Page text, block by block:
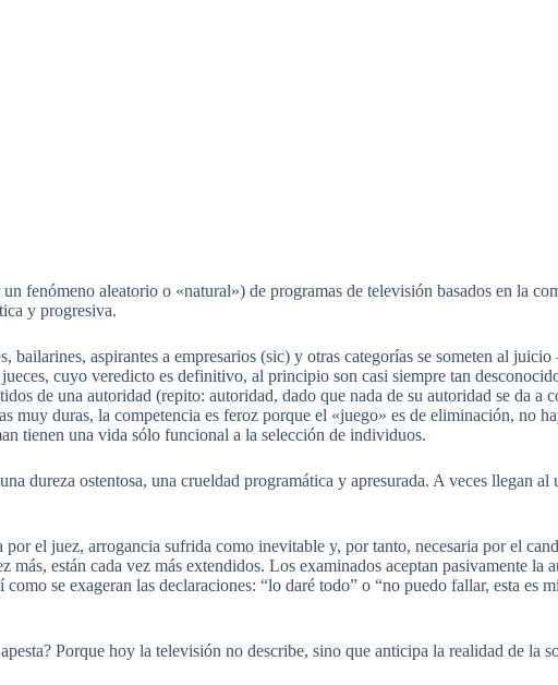
fenómeno aleatorio o «natural») de programas de televisión basados ​​en la
y progresiva.
bailarines, aspirantes a empresarios (sic) y otras categorías se someten al
cuyo veredicto es definitivo, al principio son casi siempre tan
de una autoridad (repito: autoridad, dado que nada de su autoridad se da a
muy duras, la competencia es feroz porque el «juego» es de eliminación, no
tienen una vida sólo funcional a la selección de individuos.
dureza ostentosa, una crueldad programática y apresurada. A veces llegan al
el juez, arrogancia sufrida como inevitable y, por tanto, necesaria por el
más, están cada vez más extendidos. Los examinados aceptan pasivamente la
se exageran las declaraciones: “lo daré todo” o “no puedo fallar, esta es
Porque hoy la televisión no describe, sino que anticipa la realidad de la